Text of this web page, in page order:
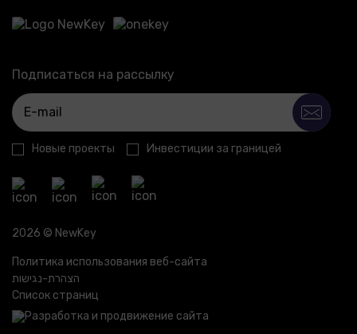
Подписаться на рассылку
Новые проекты Инвестиции за границей
2026 © NewKey
Политика использования веб-сайта
הצהרת-נגישות
Список страниц